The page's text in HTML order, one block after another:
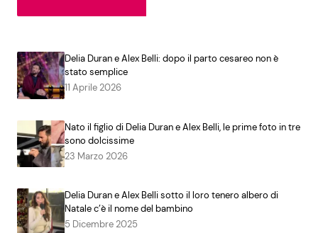
Delia Duran e Alex Belli: dopo il parto cesareo non è
stato semplice
11 Aprile 2026
Nato il figlio di Delia Duran e Alex Belli, le prime foto in tre
sono dolcissime
23 Marzo 2026
Delia Duran e Alex Belli sotto il loro tenero albero di
Natale c’è il nome del bambino
5 Dicembre 2025